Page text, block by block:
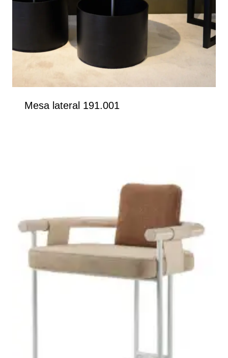
Mesa lateral 191.001